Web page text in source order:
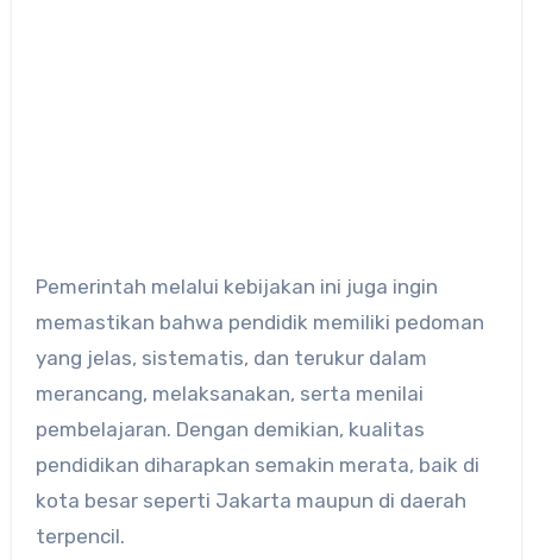
Pemerintah melalui kebijakan ini juga ingin
memastikan bahwa pendidik memiliki pedoman
yang jelas, sistematis, dan terukur dalam
merancang, melaksanakan, serta menilai
pembelajaran. Dengan demikian, kualitas
pendidikan diharapkan semakin merata, baik di
kota besar seperti Jakarta maupun di daerah
terpencil.